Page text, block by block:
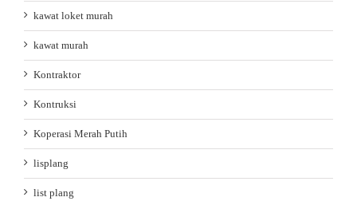
kawat loket murah
kawat murah
Kontraktor
Kontruksi
Koperasi Merah Putih
lisplang
list plang